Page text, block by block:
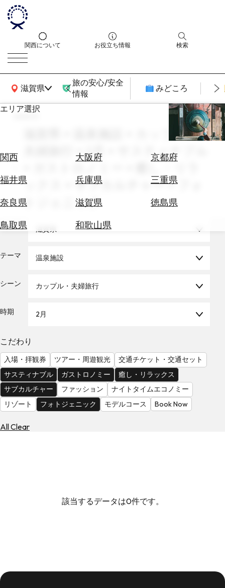
関西について お役立ち情報 検索
滋賀県
関西広域MAP
旅の安心/安全
情報
みどころ
エリア選択
関西 大阪府
京都府
福井県
兵庫県
三重県
奈良県
滋賀県
徳島県
鳥取県
和歌山県
エ
券
テ
を
search
滋賀県 × 温泉施設 × カップル・
夫婦旅行 × 2月 × サスティナブル
ックス × サブカルチャー × フォ
トジェニック
エリア 滋賀県
テーマ 温泉施設
シーン カップル・夫婦旅行
時期 2月
こだわり
入場・拝観券 ツアー・周遊観光
交通チケット・交通セット
サスティナブル
ガストロノミー
癒し・リラックス
サブカルチャー
ファッション
ナイトタイムエコノミー
リゾート
フォトジェニック モデルコース Book Now
All Clear
該当するデータは0件です。